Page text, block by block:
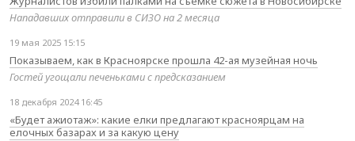
Нападавших отправили в СИЗО на 2 месяца
19 мая 2025 15:15
Показываем, как в Красноярске прошла 42-ая музейная ночь
Гостей угощали печеньками с предсказанием
18 декабря 2024 16:45
«Будет ажиотаж»: какие елки предлагают красноярцам на
елочных базарах и за какую цену